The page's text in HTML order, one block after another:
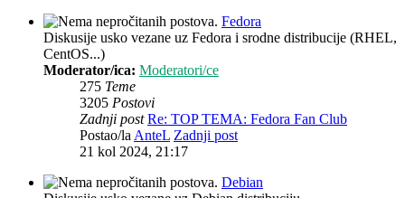
Fedora
Diskusije usko vezane uz Fedora i srodne distribucije (RHEL,
CentOS...)
Moderator/ica: Moderatori/ce
275 Teme
3205 Postovi
Zadnji post Re: TOP TEMA: Fedora Fan Club
Postao/laAnteL Zadnji post
21 kol 2024, 21:17
Debian